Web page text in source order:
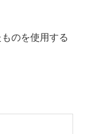
のを使用する